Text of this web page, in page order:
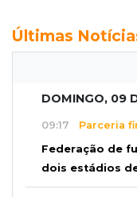
Últimas
DOMINGO, 09
09:17 Parceria
Federação de
dois estádios